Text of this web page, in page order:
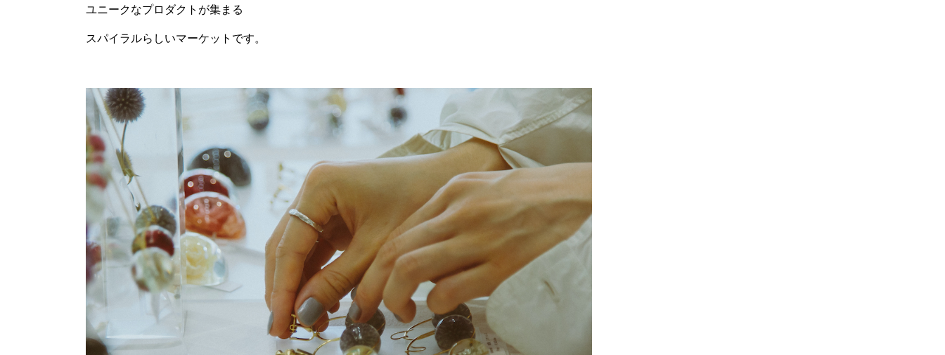
ユニークなプロダクトが集まる
スパイラルらしいマーケットです。